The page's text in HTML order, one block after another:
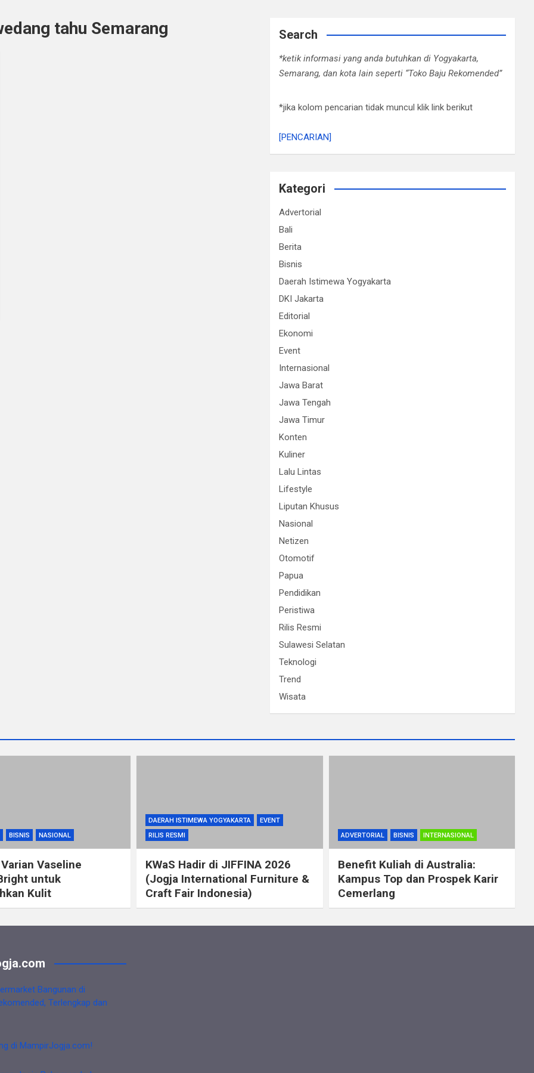
tahu Semarang Search
*ketik informasi yang anda butuhkan di Yogyakarta,
Semarang, dan kota lain seperti “Toko Baju Rekomended”
*jika kolom pencarian tidak muncul klik link berikut
[PENCARIAN]
Kategori
Advertorial
Bali
Berita
Bisnis
Daerah Istimewa Yogyakarta
DKI Jakarta
Editorial
Ekonomi
Event
Internasional
Jawa Barat
Jawa Tengah
Jawa Timur
Konten
Kuliner
Lalu Lintas
Lifestyle
Liputan Khusus
Nasional
Netizen
Otomotif
Papua
Pendidikan
Peristiwa
Rilis Resmi
Sulawesi Selatan
Teknologi
Trend
Wisata
BISNIS NASIONAL
Vaseline
untuk
Kulit
DAERAH ISTIMEWA YOGYAKARTA
EVENT
RILIS RESMI
KWaS Hadir di JIFFINA 2026
(Jogja International Furniture &
Craft Fair Indonesia)
ADVERTORIAL BISNIS INTERNASIONAL
Benefit Kuliah di Australia:
Kampus Top dan Prospek Karir
Cemerlang
Bangunan di
Terlengkap dan
di MampirJogja.com!